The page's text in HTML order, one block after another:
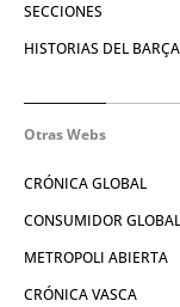
SECCIONES
HISTORIAS DEL BARÇA
Otras Webs
CRÓNICA GLOBAL
CONSUMIDOR GLOBAL
METROPOLI ABIERTA
CRÓNICA VASCA